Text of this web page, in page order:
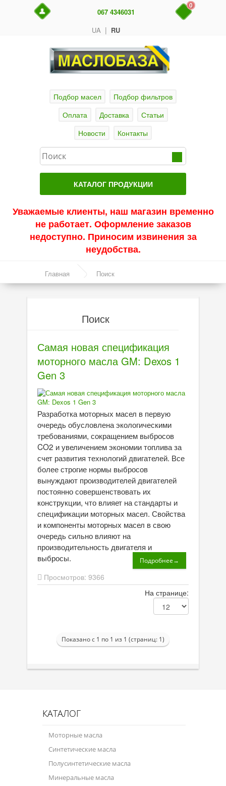
UA | RU
067 4346031
0
Подбор масел
Подбор фильтров
Оплата
Доставка
Статьи
Новости
Контакты
КАТАЛОГ ПРОДУКЦИИ
Актуальные продукты
Акции
Синтетические масла
Минеральные масла
Линейка масел Molygen
Линейка масел Top Tec
Линейка масел Special Tec
Линейка масел Optimal
Присадки
Присадки в масло
Присадки в системы охлаждения
Присадки в топливо
Автокосметика
Трансмиссионные масла
Сервисные продукты
Оборудование
Уход за кондиционером
Масла для лодочных моторов
Моторное масло для мотоцикла
Садовая программа
Уважаемые клиенты, наш магазин временно
не работает. Оформление заказов
недоступно. Приносим извинения за
неудобства.
Главная Поиск
Поиск
Самая новая спецификация
моторного масла GM: Dexos 1
Gen 3
Разработка моторных масел в первую
очередь обусловлена экологическими
требованиями, сокращением выбросов
CO2 и увеличением экономии топлива за
счет развития технологий двигателей. Все
более строгие нормы выбросов
вынуждают производителей двигателей
постоянно совершенствовать их
конструкции, что влияет на стандарты и
спецификации моторных масел. Свойства
и компоненты моторных масел в свою
очередь сильно влияют на
производительность двигателя и
выбросы.
Подробнее→
Просмотров: 9366
На странице:
Показано с 1 по 1 из 1 (страниц: 1)
КАТАЛОГ
Моторные масла
Синтетические масла
Полусинтетические масла
Минеральные масла